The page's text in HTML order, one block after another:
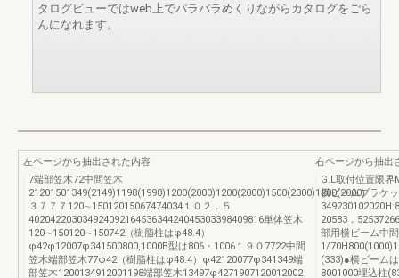
タログビューではweb上でパラパラめくりながらカタログをごら
んになれます。
左ページから抽出された内容
7端部笠木72中間笠木
21201501349(2149)1198(1998)1200(2000)1200(2000)1500(2300)1200(2000)
３７７７120∼15012015067474034１０２．５
40204220303492409216453634424045303398409816単体笠木
120∼150120∼150742（樹脂柱はφ48.4）
φ42φ12007φ341500800,1000B型は806・1006１９０7722中間
笠木端部笠木77φ42（樹脂柱はφ48.4）φ42120077φ341349端
部笠木1200134912001198端部笠木13497φ4271907120012002
右ページから抽出
G.L取付位置限
横ビームブラケ
20583．
部用横ビーム中
1/
(333)●横ビーム
8001000埋込柱